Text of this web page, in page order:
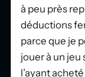
à peu près
déductions
parce que je
jouer à un
l’ayant